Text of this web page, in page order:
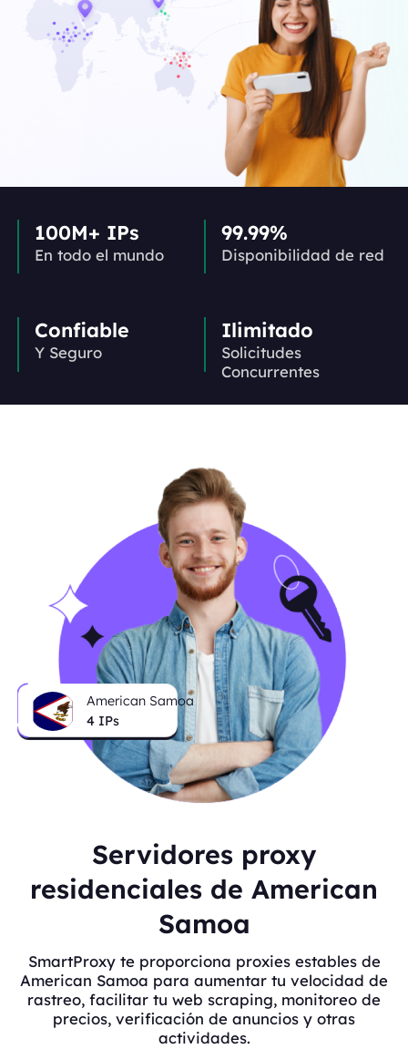
100M+ IPs
En todo el mundo
99.99%
Disponibilidad de red
Confiable
Y Seguro
Ilimitado
Solicitudes
Concurrentes
American Samoa
4 IPs
Servidores proxy
residenciales de American
Samoa
SmartProxy te proporciona proxies estables de
American Samoa para aumentar tu velocidad de
rastreo, facilitar tu web scraping, monitoreo de
precios, verificación de anuncios y otras
actividades.